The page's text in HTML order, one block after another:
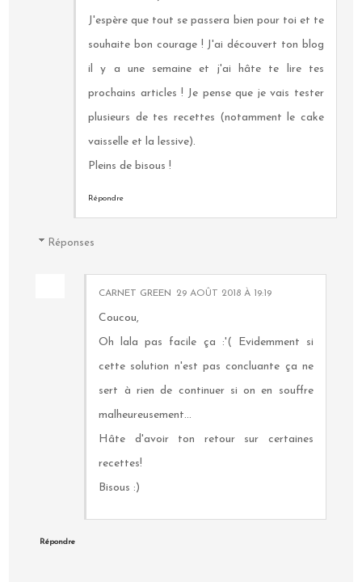
J'espère que tout se passera bien pour toi et te
souhaite bon courage ! J'ai découvert ton blog
il y a une semaine et j'ai hâte te lire tes
prochains articles ! Je pense que je vais tester
plusieurs de tes recettes (notamment le cake
vaisselle et la lessive).
Pleins de bisous !
Répondre
Réponses
CARNET GREEN 29 AOÛT 2018 À 19:19
Coucou,
Oh lala pas facile ça :'( Evidemment si
cette solution n'est pas concluante ça ne
sert à rien de continuer si on en souffre
malheureusement...
Hâte d'avoir ton retour sur certaines
recettes!
Bisous :)
Répondre